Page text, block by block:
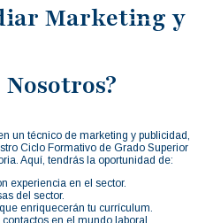
Marketing y
un técnico de marketing y publicidad,
Ciclo Formativo de Grado Superior
Aquí, tendrás la oportunidad de:
experiencia en el sector.
del sector.
enriquecerán tu currículum.
en el mundo laboral.